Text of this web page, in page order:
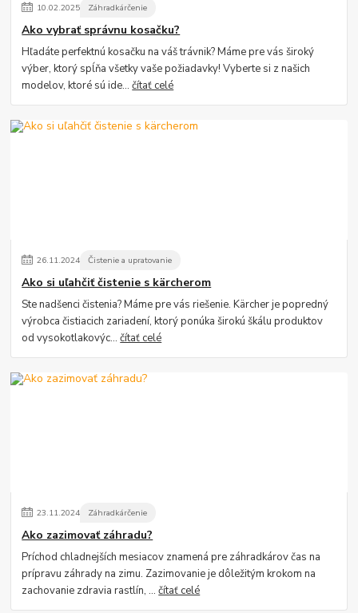
10.02.2025 Záhradkárčenie
Ako vybrať správnu kosačku?
Hľadáte perfektnú kosačku na váš trávnik? Máme pre vás široký
výber, ktorý spĺňa všetky vaše požiadavky! Vyberte si z našich
modelov, ktoré sú ide...čítať celé
26.11.2024 Čistenie a upratovanie
Ako si uľahčiť čistenie s kärcherom
Ste nadšenci čistenia? Máme pre vás riešenie. Kärcher je popredný
výrobca čistiacich zariadení, ktorý ponúka širokú škálu produktov
od vysokotlakovýc...čítať celé
23.11.2024 Záhradkárčenie
Ako zazimovať záhradu?
Príchod chladnejších mesiacov znamená pre záhradkárov čas na
prípravu záhrady na zimu. Zazimovanie je dôležitým krokom na
zachovanie zdravia rastlín, ...čítať celé